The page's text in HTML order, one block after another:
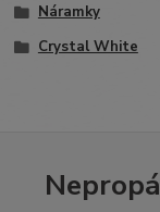
Náramky
Crystal White